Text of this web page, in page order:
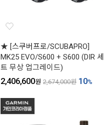
★ [스쿠버프로/SCUBAPRO]
MK25 EVO/S600 + S600 (DIR 세
트 무상 업그레이드)
2,406,600원 2,674,000원 10%